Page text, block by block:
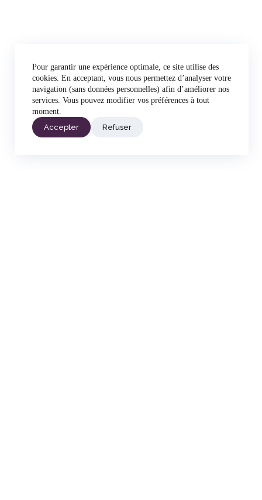
Pour garantir une expérience optimale, ce site utilise des
cookies. En acceptant, vous nous permettez d’analyser votre
navigation (sans données personnelles) afin d’améliorer nos
services. Vous pouvez modifier vos préférences à tout
moment.
Accepter
Refuser